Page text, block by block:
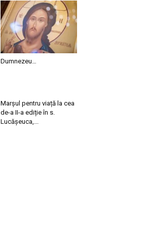
Dumnezeu…
Marșul pentru viață la cea
de-a II-a ediție în s.
Lucășeuca,...